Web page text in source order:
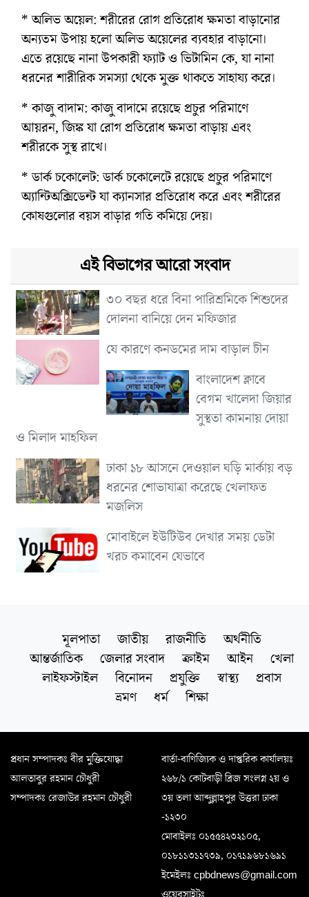
* অলিভ অয়েল: শরীরের রোগ প্রতিরোধ ক্ষমতা বাড়ানোর
অন্যতম উপায় হলো অলিভ অয়েলের ব্যবহার বাড়ানো।
এতে রয়েছে নানা উপকারী ফ্যাট ও ভিটামিন কে, যা নানা
ধরনের শারীরিক সমস্যা থেকে মুক্ত থাকতে সাহায্য করে।
* কাজু বাদাম: কাজু বাদামে রয়েছে প্রচুর পরিমাণে
আয়রন, জিঙ্ক যা রোগ প্রতিরোধ ক্ষমতা বাড়ায় এবং
শরীরকে সুস্থ রাখে।
* ডার্ক চকোলেট: ডার্ক চকোলেটে রয়েছে প্রচুর পরিমাণে
অ্যান্টিঅক্সিডেন্ট যা ক্যানসার প্রতিরোধ করে এবং শরীরের
কোষগুলোর বয়স বাড়ার গতি কমিয়ে দেয়।
এই বিভাগের আরো সংবাদ
৩০ বছর ধরে বিনা পারিশ্রমিকে শিশুদের
দোলনা বানিয়ে দেন মফিজার
যে কারণে কনডমের দাম বাড়াল চীন
বাংলাদেশ ক্লাবে
বেগম খালেদা জিয়ার
সুস্থতা কামনায় দোয়া
ও মিলাদ মাহফিল
ঢাকা ১৮ আসনে দেওয়াল ঘড়ি মার্কায় বড়
ধরনের শোভাযাত্রা করেছে খেলাফত
মজলিস
মোবাইলে ইউটিউব দেখার সময় ডেটা
খরচ কমাবেন যেভাবে
মূলপাতা জাতীয় রাজনীতি
অর্থনীতি
আন্তর্জাতিক
জেলার সংবাদ ক্রাইম আইন
খেলা
লাইফস্টাইল
বিনোদন প্রযুক্তি স্বাস্থ্য
প্রবাস
ভ্রমণ
ধর্ম শিক্ষা
প্রধান সম্পাদকঃ বীর মুক্তিযোদ্ধা
আলতাবুর রহমান চৌধুরী
সম্পাদকঃ রেজাউর রহমান চৌধুরী
বার্তা-বাণিজ্যিক ও দাপ্তরিক কার্যালয়ঃ
২৬৮/১ কোটবাড়ী ব্রিজ সংলগ্ন ২য় ও
৩য় তলা আব্দুল্লাহপুর উত্তরা ঢাকা
-১২৩০
মোবাইলঃ ০১৫৫৪২৩২১০৫,
০১৮১১৩১১৭৩৯, ০১৭১৯৬৮১৬৯১
ইমেইলঃ cpbdnews@gmail.com